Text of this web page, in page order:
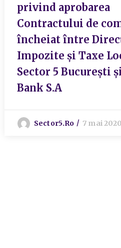
privind aprobarea
Contractului de
încheiat între
Impozite și Taxe
Sector 5 București
Bank S.A
Sector5.ro 7 mai 2020